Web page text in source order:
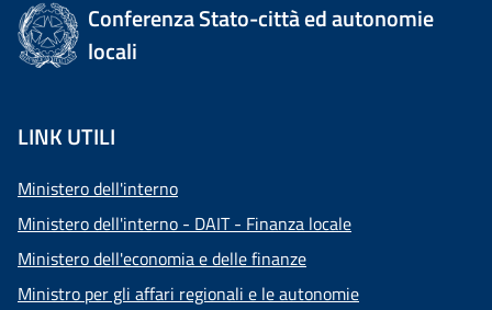
Conferenza Stato-città ed autonomie
locali
LINK UTILI
Ministero dell'interno
Ministero dell'interno - DAIT - Finanza locale
Ministero dell'economia e delle finanze
Ministro per gli affari regionali e le autonomie